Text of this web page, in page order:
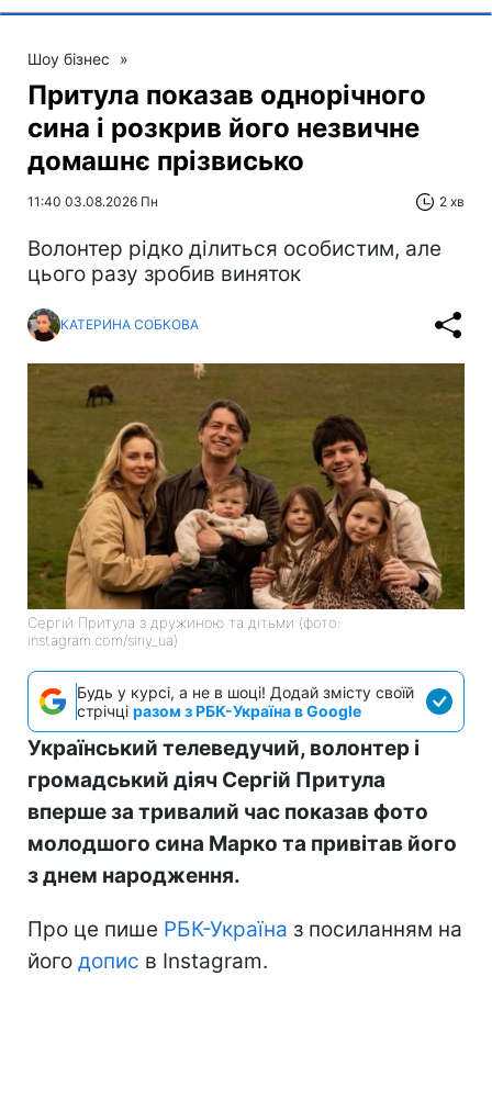
Шоу бізнес »
Притула показав однорічного
сина і розкрив його незвичне
домашнє прізвисько
11:40 03.08.2026 Пн 2 хв
Волонтер рідко ділиться особистим, але
цього разу зробив виняток
КАТЕРИНА СОБКОВА
Сергій Притула з дружиною та дітьми (фото:
instagram.com/siriy_ua)
Будь у курсі, а не в шоці! Додай змісту своїй
стрічці разом з РБК-Україна в Google
Український телеведучий, волонтер і
громадський діяч Сергій Притула
вперше за тривалий час показав фото
молодшого сина Марко та привітав його
з днем народження.
Про це пише РБК-Україна з посиланням на
його допис в Instagram.